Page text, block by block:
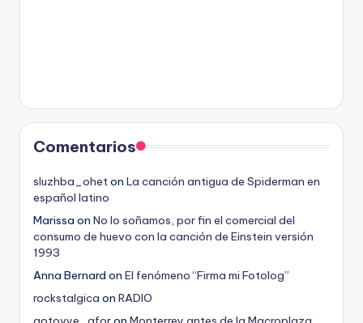
Comentarios
sluzhba_ohet on La canción antigua de Spiderman en
español latino
Marissa on No lo soñamos, por fin el comercial del
consumo de huevo con la canción de Einstein versión
1993
Anna Bernard on El fenómeno “Firma mi Fotolog”
rockstalgica on RADIO